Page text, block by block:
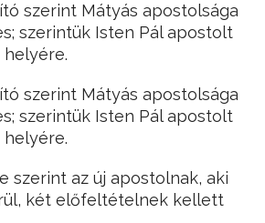
szerint Mátyás apostolsága
szerintük Isten Pál apostolt
helyére.
szerint Mátyás apostolsága
szerintük Isten Pál apostolt
helyére.
szerint az új apostolnak, aki
két előfeltételnek kellett